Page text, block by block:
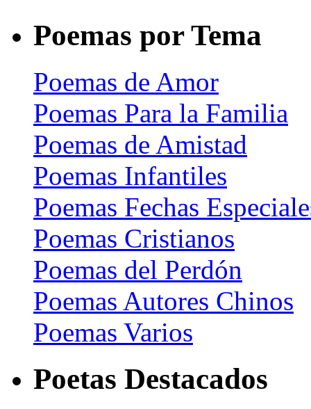
Poemas por Tema
Poemas de Amor
Poemas Para la Familia
Poemas de Amistad
Poemas Infantiles
Poemas Fechas
Poemas Cristianos
Poemas del Perdón
Poemas Autores Chinos
Poemas Varios
Poetas Destacados